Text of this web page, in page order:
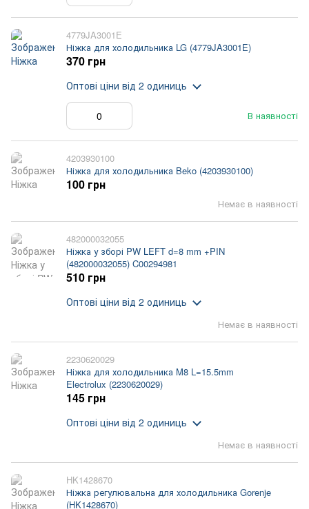
4779JA3001E
Ніжка для холодильника LG (4779JA3001E)
В наявності
370 грн
Оптові ціни від 2 одиниць
4203930100
Ніжка для холодильника Beko (4203930100)
Немає в наявності
100 грн
482000032055
Ніжка у зборі PW LEFT d=8 mm +PIN
(482000032055) C00294981
Немає в наявності
510 грн
Оптові ціни від 2 одиниць
2230620029
Ніжка для холодильника M8 L=15.5mm
Electrolux (2230620029)
Немає в наявності
145 грн
Оптові ціни від 2 одиниць
HK1428670
Ніжка регулювальна для холодильника Gorenje
(HK1428670)